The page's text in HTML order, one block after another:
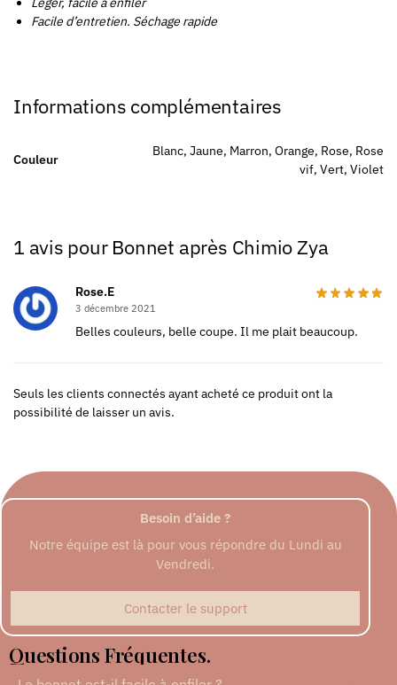
Facile d’entretien. Séchage rapide
Informations complémentaires
Couleur
Blanc, Jaune, Marron, Orange, Rose, Rose
vif, Vert, Violet
1 avis pour Bonnet après Chimio Zya
Rose.E
3 décembre 2021
Belles couleurs, belle coupe. Il me plait beaucoup.
Seuls les clients connectés ayant acheté ce produit ont la
possibilité de laisser un avis.
Besoin d’aide ?
Notre équipe est là pour vous répondre du Lundi au
Vendredi.
Contacter le support
Questions Fréquentes.